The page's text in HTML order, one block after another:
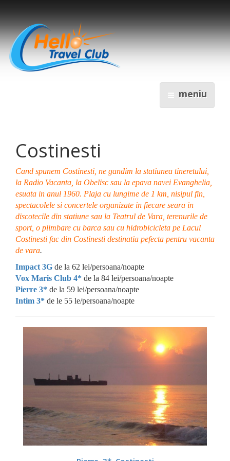
meniu
Costinesti
Cand spunem Costinesti, ne gandim la statiunea tineretului,
la Radio Vacanta, la Obelisc sau la epava navei Evanghelia,
esuata in anul 1960. Plaja cu lungime de 1 km, nisipul fin,
spectacolele si concertele organizate in fiecare seara in
discotecile din statiune sau la Teatrul de Vara, terenurile de
sport, o plimbare cu barca sau cu hidrobicicleta pe Lacul
Costinesti fac din Costinesti destinatia pefecta pentru vacanta
de vara.
Impact 3G de la 62 lei/persoana/noapte
Vox Maris Club 4* de la 84 lei/persoana/noapte
Pierre 3* de la 59 lei/persoana/noapte
Intim 3* de le 55 le/persoana/noapte
DETALII